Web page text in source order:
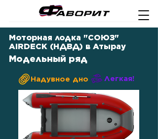
Моторная лодка "СОЮЗ"
AIRDECK (НДВД) в Атырау
Модельный ряд
Надувное дно Легкая!